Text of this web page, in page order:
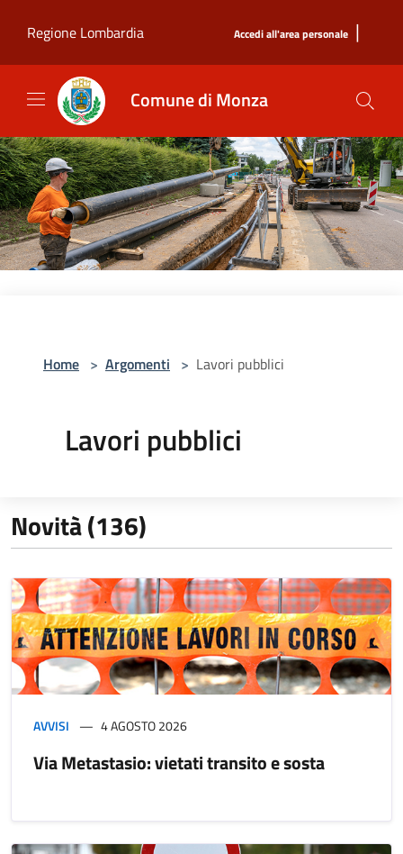
Regione Lombardia
Accedi all'area personale |
Comune di Monza
Home > Argomenti > Lavori pubblici
Lavori pubblici
Novità (136)
AVVISI 4 AGOSTO 2026
Via Metastasio: vietati transito e sosta